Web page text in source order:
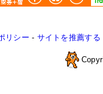
リシー - サイトを推薦する